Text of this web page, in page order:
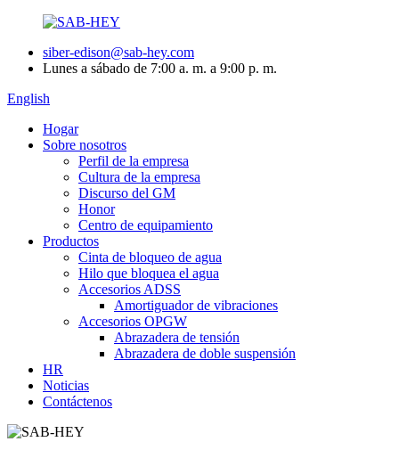
siber-edison@sab-hey.com
Lunes a sábado de 7:00 a. m. a 9:00 p. m.
English
Hogar
Sobre nosotros
Perfil de la empresa
Cultura de la empresa
Discurso del GM
Honor
Centro de equipamiento
Productos
Cinta de bloqueo de agua
Hilo que bloquea el agua
Accesorios ADSS
Amortiguador de vibraciones
Accesorios OPGW
Abrazadera de tensión
Abrazadera de doble suspensión
HR
Noticias
Contáctenos